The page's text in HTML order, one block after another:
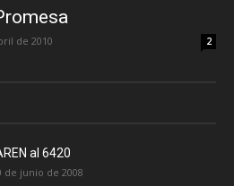
de 2010 2
al 6420
de junio de 2008